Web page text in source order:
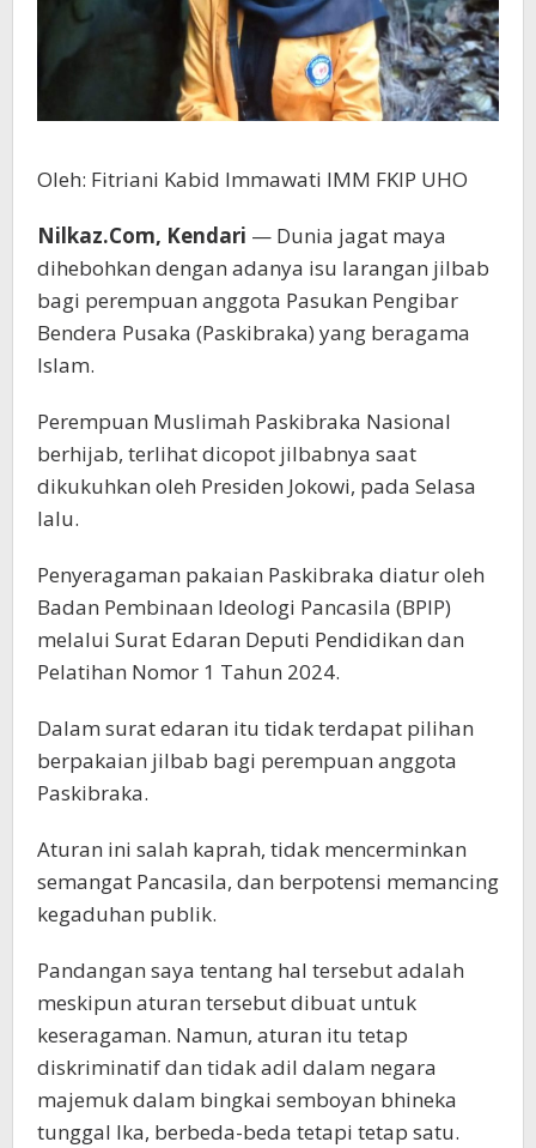
Oleh: Fitriani Kabid Immawati IMM FKIP UHO
Nilkaz.Com, Kendari — Dunia jagat maya
dihebohkan dengan adanya isu larangan jilbab
bagi perempuan anggota Pasukan Pengibar
Bendera Pusaka (Paskibraka) yang beragama
Islam.
Perempuan Muslimah Paskibraka Nasional
berhijab, terlihat dicopot jilbabnya saat
dikukuhkan oleh Presiden Jokowi, pada Selasa
lalu.
Penyeragaman pakaian Paskibraka diatur oleh
Badan Pembinaan Ideologi Pancasila (BPIP)
melalui Surat Edaran Deputi Pendidikan dan
Pelatihan Nomor 1 Tahun 2024.
Dalam surat edaran itu tidak terdapat pilihan
berpakaian jilbab bagi perempuan anggota
Paskibraka.
Aturan ini salah kaprah, tidak mencerminkan
semangat Pancasila, dan berpotensi memancing
kegaduhan publik.
Pandangan saya tentang hal tersebut adalah
meskipun aturan tersebut dibuat untuk
keseragaman. Namun, aturan itu tetap
diskriminatif dan tidak adil dalam negara
majemuk dalam bingkai semboyan bhineka
tunggal Ika, berbeda-beda tetapi tetap satu.